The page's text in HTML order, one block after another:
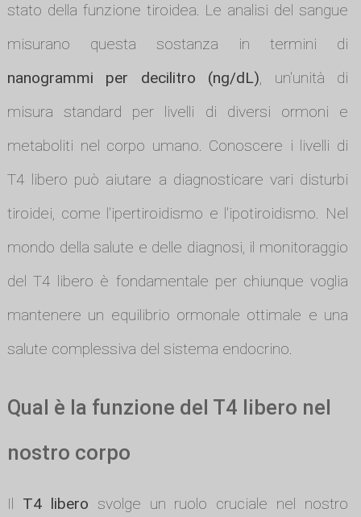
stato della funzione tiroidea. Le analisi del sangue
misurano questa sostanza in termini di
nanogrammi per decilitro (ng/dL), un'unità di
misura standard per livelli di diversi ormoni e
metaboliti nel corpo umano. Conoscere i livelli di
T4 libero può aiutare a diagnosticare vari disturbi
tiroidei, come l'ipertiroidismo e l'ipotiroidismo. Nel
mondo della salute e delle diagnosi, il monitoraggio
del T4 libero è fondamentale per chiunque voglia
mantenere un equilibrio ormonale ottimale e una
salute complessiva del sistema endocrino.
Qual è la funzione del T4 libero nel
nostro corpo
Il T4 libero svolge un ruolo cruciale nel nostro